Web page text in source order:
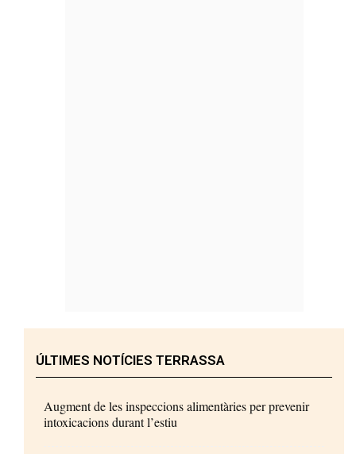
ÚLTIMES NOTÍCIES TERRASSA
Augment de les inspeccions alimentàries per prevenir
intoxicacions durant l’estiu